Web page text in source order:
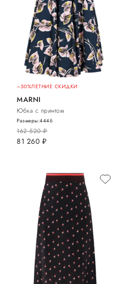
–50%ЛЕТНИЕ СКИДКИ
MARNI
Юбка с принтом
162 520руб.
81 260 руб.
Размеры:4446